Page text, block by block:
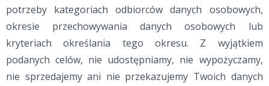
potrzeby kategoriach odbiorców danych osobowych,
okresie przechowywania danych osobowych lub
kryteriach określania tego okresu. Z wyjątkiem
podanych celów, nie udostępniamy, nie wypożyczamy,
nie sprzedajemy ani nie przekazujemy Twoich danych